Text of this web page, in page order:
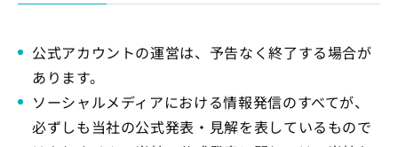
公式アカウントの運営は、予告なく終了する場合が
あります。
ソーシャルメディアにおける情報発信のすべてが、
必ずしも当社の公式発表・見解を表しているもので